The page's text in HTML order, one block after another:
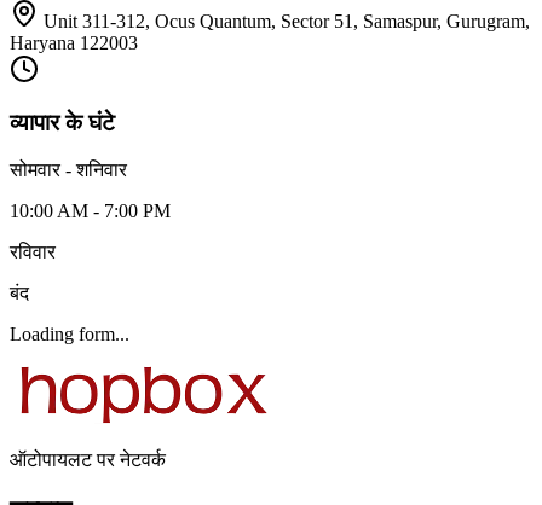
Unit 311-312, Ocus Quantum, Sector 51, Samaspur, Gurugram,
Haryana 122003
व्यापार के घंटे
सोमवार - शनिवार
10:00 AM - 7:00 PM
रविवार
बंद
Loading form...
ऑटोपायलट पर नेटवर्क